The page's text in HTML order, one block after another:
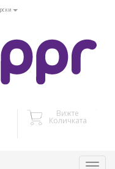
Вижте
Количката